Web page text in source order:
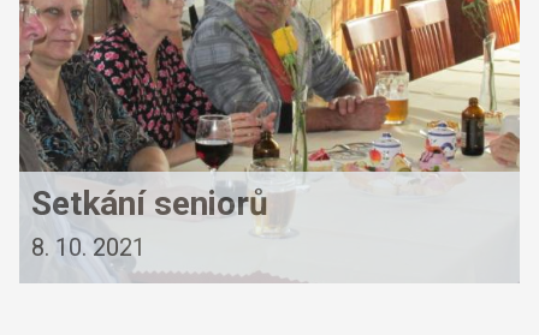
Setkání seniorů
8. 10. 2021